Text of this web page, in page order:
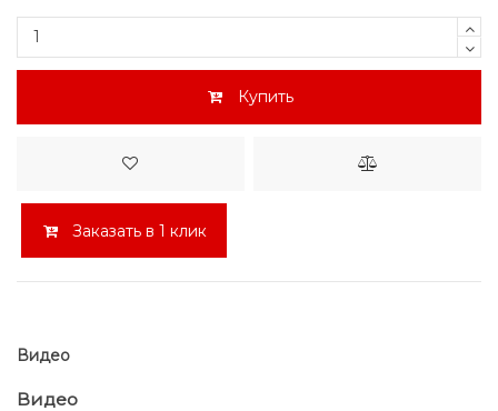
Купить
Заказать в 1 клик
Видео
Видео